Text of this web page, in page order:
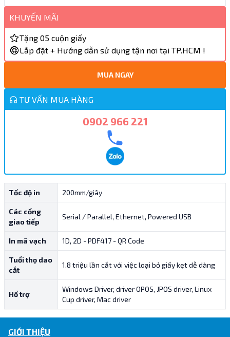
KHUYẾN MÃI
Tặng 05 cuộn giấy
Lắp đặt + Hướng dẫn sử dụng tận nơi tại TP.HCM !
MUA NGAY
TƯ VẤN MUA HÀNG
0902 966 221
Tốc độ in 200mm/giây
Các cổng
giao tiếp
Serial / Parallel, Ethernet, Powered USB
In mã vạch 1D, 2D - PDF417 - QR Code
Tuổi thọ dao
cắt
1.8 triệu lần cắt với việc loại bỏ giấy kẹt dễ dàng
Hổ trợ
Windows Driver, driver OPOS, JPOS driver, Linux
Cup driver, Mac driver
GIỚI THIỆU